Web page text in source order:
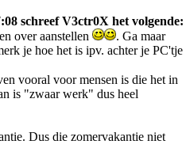
schreef V3ctr0X het volgende:
over aanstellen
. Ga maar
je hoe het is ipv. achter je PC'tje
vooral voor mensen is die het in
is "zwaar werk" dus heel
Dus die zomervakantie niet